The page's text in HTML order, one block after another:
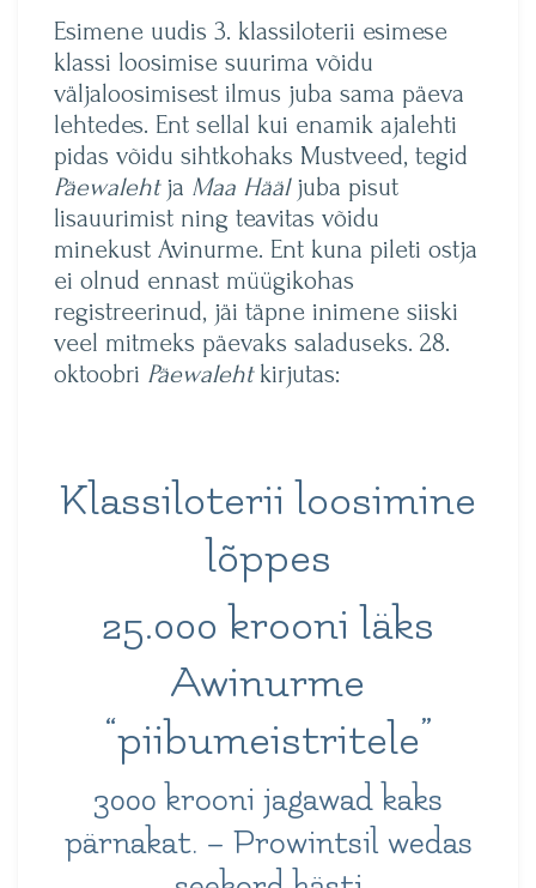
Esimene uudis 3. klassiloterii esimese
klassi loosimise suurima võidu
väljaloosimisest ilmus juba sama päeva
lehtedes. Ent sellal kui enamik ajalehti
pidas võidu sihtkohaks Mustveed, tegid
Päewalehtja Maa Hääl juba pisut
lisauurimist ning teavitas võidu
minekust Avinurme. Ent kuna pileti ostja
ei olnud ennast müügikohas
registreerinud, jäi täpne inimene siiski
veel mitmeks päevaks saladuseks. 28.
oktoobri Päewalehtkirjutas:
Klassiloterii loosimine
lõppes
25.000 krooni läks
Awinurme
“piibumeistritele”
3000 krooni jagawad kaks
pärnakat. – Prowintsil wedas